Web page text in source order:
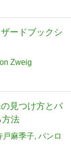
ードブックシ
Zweig
見つけ方とバ
方法
戸麻季子 パンロ